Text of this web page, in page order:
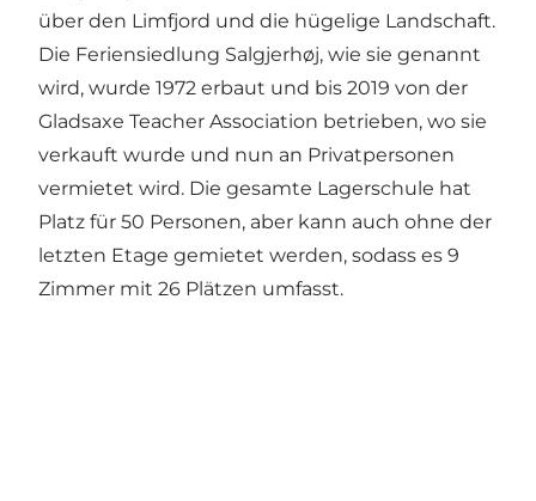
über den Limfjord und die hügelige Landschaft.
Die Feriensiedlung Salgjerhøj, wie sie genannt
wird, wurde 1972 erbaut und bis 2019 von der
Gladsaxe Teacher Association betrieben, wo sie
verkauft wurde und nun an Privatpersonen
vermietet wird. Die gesamte Lagerschule hat
Platz für 50 Personen, aber kann auch ohne der
letzten Etage gemietet werden, sodass es 9
Zimmer mit 26 Plätzen umfasst.